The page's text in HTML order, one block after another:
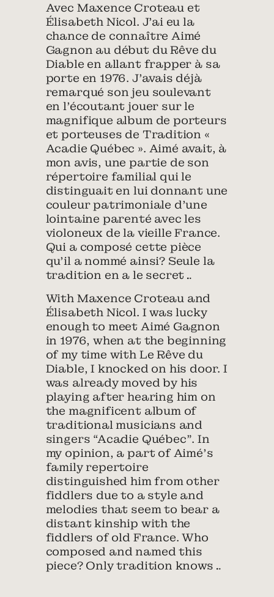
Avec Maxence Croteau et
Élisabeth Nicol. J’ai eu la
chance de connaître Aimé
Gagnon au début du Rêve du
Diable en allant frapper à sa
porte en 1976. J’avais déjà
remarqué son jeu soulevant
en l’écoutant jouer sur le
magnifique album de porteurs
et porteuses de Tradition «
Acadie Québec ». Aimé avait, à
mon avis, une partie de son
répertoire familial qui le
distinguait en lui donnant une
couleur patrimoniale d’une
lointaine parenté avec les
violoneux de la vieille France.
Qui a composé cette pièce
qu’il a nommé ainsi? Seule la
tradition en a le secret…
With Maxence Croteau and
Élisabeth Nicol. I was lucky
enough to meet Aimé Gagnon
in 1976, when at the beginning
of my time with Le Rêve du
Diable, I knocked on his door. I
was already moved by his
playing after hearing him on
the magnificent album of
traditional musicians and
singers “Acadie Québec”. In
my opinion, a part of Aimé’s
family repertoire
distinguished him from other
fiddlers due to a style and
melodies that seem to bear a
distant kinship with the
fiddlers of old France. Who
composed and named this
piece? Only tradition knows…